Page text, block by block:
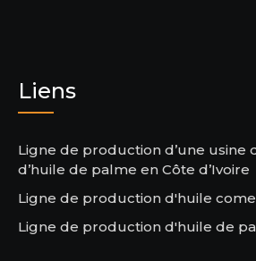
Liens
Ligne de production d’une usine
d’huile de palme en Côte d’Ivoire
Ligne de production d'huile
Ligne de production d'huile de